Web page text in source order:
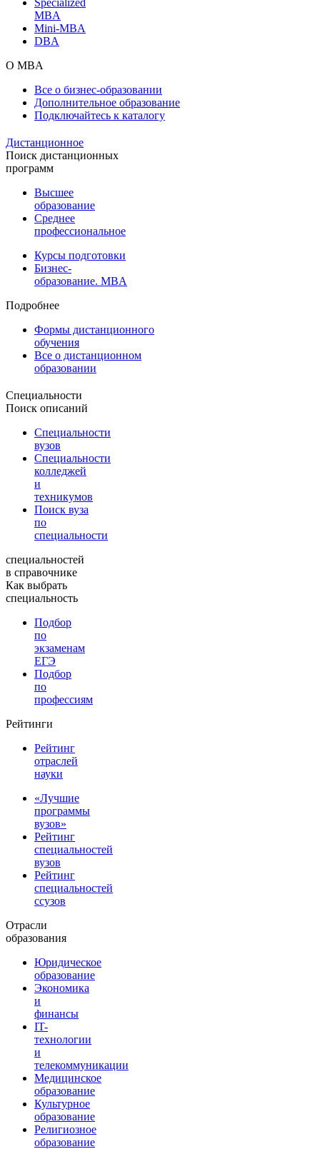
MBA
Mini-MBA
DBA
О MBA
Все о бизнес-образовании
Дополнительное образование
Подключайтесь к каталогу
Дистанционное
Поиск дистанционных
программ
Высшее
образование
Среднее
профессиональное
Курсы подготовки
Бизнес-
образование. MBA
Подробнее
Формы дистанционного
обучения
Все о дистанционном
образовании
Специальности
Поиск описаний
Специальности
вузов
Специальности
колледжей
и
техникумов
Поиск вуза
по
специальности
специальностей
в справочнике
Как выбрать
специальность
Подбор
по
экзаменам
ЕГЭ
Подбор
по
профессиям
Рейтинги
Рейтинг
отраслей
науки
«Лучшие
программы
вузов»
Рейтинг
специальностей
вузов
Рейтинг
специальностей
ссузов
Отрасли
образования
Юридическое
образование
Экономика
и
финансы
IT-
технологии
и
телекоммуникации
Медицинское
образование
Культурное
образование
Религиозное
образование